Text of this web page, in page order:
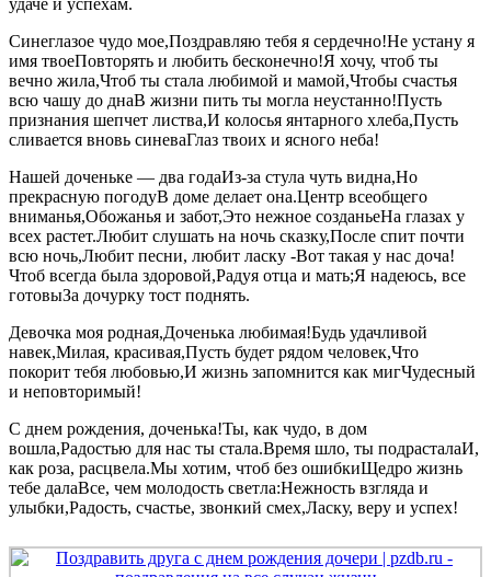
удаче и успехам.
Синеглазое чудо мое,Поздравляю тебя я сердечно!Не устану я
имя твоеПовторять и любить бесконечно!Я хочу, чтоб ты
вечно жила,Чтоб ты стала любимой и мамой,Чтобы счастья
всю чашу до днаВ жизни пить ты могла неустанно!Пусть
признания шепчет листва,И колосья янтарного хлеба,Пусть
сливается вновь синеваГлаз твоих и ясного неба!
Нашей доченьке — два годаИз-за стула чуть видна,Но
прекрасную погодуВ доме делает она.Центр всеобщего
вниманья,Обожанья и забот,Это нежное созданьеНа глазах у
всех растет.Любит слушать на ночь сказку,После спит почти
всю ночь,Любит песни, любит ласку -Вот такая у нас доча!
Чтоб всегда была здоровой,Радуя отца и мать;Я надеюсь, все
готовыЗа дочурку тост поднять.
Девочка моя родная,Доченька любимая!Будь удачливой
навек,Милая, красивая,Пусть будет рядом человек,Что
покорит тебя любовью,И жизнь запомнится как мигЧудесный
и неповторимый!
С днем рождения, доченька!Ты, как чудо, в дом
вошла,Радостью для нас ты стала.Время шло, ты подрасталаИ,
как роза, расцвела.Мы хотим, чтоб без ошибкиЩедро жизнь
тебе далаВсе, чем молодость светла:Нежность взгляда и
улыбки,Радость, счастье, звонкий смех,Ласку, веру и успех!